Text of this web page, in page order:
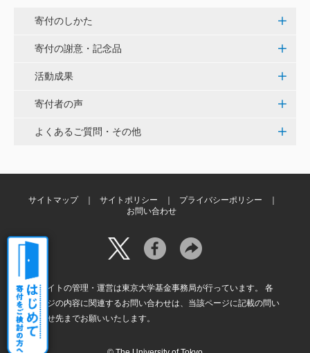
タ科学の力が発揮されるよう祈念して、支援いたしま
三好 弘晃
世界に貢献を！
寄付のしかた
寄付の謝意・記念品
活動成果
寄付者の声
よくあるご質問・その他
サイトマップ サイトポリシー
プライバシーポリシー
お問い合わせ
本サイトの管理・運営は東京大学基金事務局が行っています。 各
ページの内容に関連するお問い合わせは、当該ページに記載の問い
合わせ先までお願いいたします。